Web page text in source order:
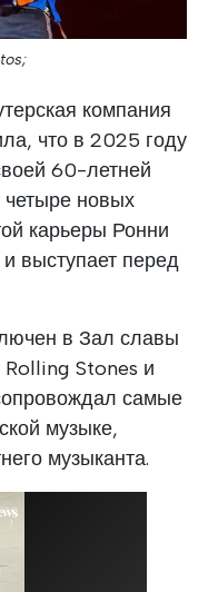
компания
что в 2025 году
60-летней
новых
карьеры Ронни
выступает перед
в Зал славы
Rolling Stones и
самые
музыке,
музыканта.